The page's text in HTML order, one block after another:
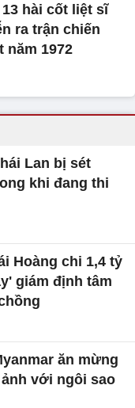
hài cốt liệt sĩ
ra trận chiến
năm 1972
Lan bị sét
khi đang thi
Hoàng chi 1,4 tỷ
giám định tâm
ăn mừng
với ngôi sao